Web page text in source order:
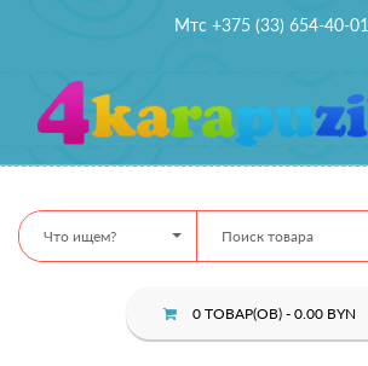
Мтс +375 (33) 654-40-01
Что ищем?
0 ТОВАР(ОВ) - 0.00 BYN